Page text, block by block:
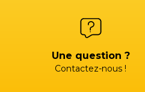
Une question ?
Contactez-nous !